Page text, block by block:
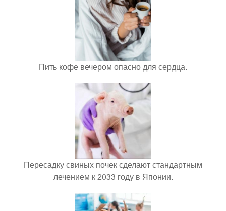
Пить кофе вечером опасно для сердца.
Пересадку свиных почек сделают стандартным
лечением к 2033 году в Японии.